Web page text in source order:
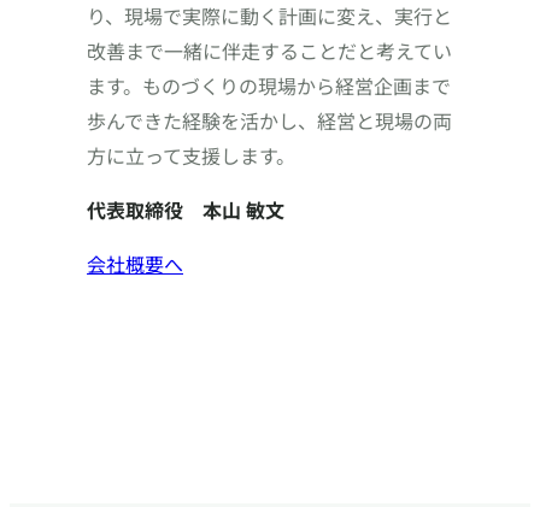
り、現場で実際に動く計画に変え、実行と
改善まで一緒に伴走することだと考えてい
ます。ものづくりの現場から経営企画まで
歩んできた経験を活かし、経営と現場の両
方に立って支援します。
代表取締役 本山 敏文
会社概要へ